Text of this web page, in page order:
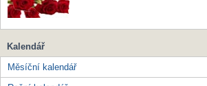
Kalendář
Měsíční kalendář